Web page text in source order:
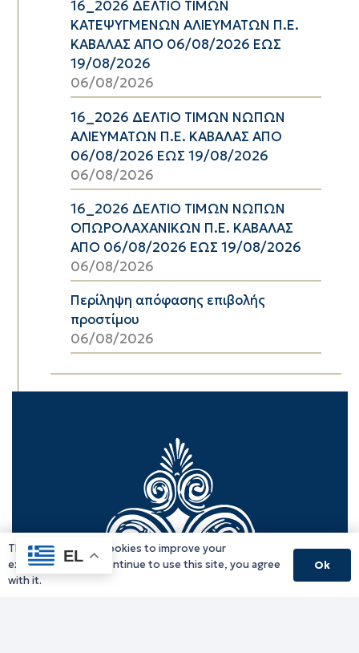
16_2026 ΔΕΛΤΙΟ ΤΙΜΩΝ
ΚΑΤΕΨΥΓΜΕΝΩΝ ΑΛΙΕΥΜΑΤΩΝ Π.Ε.
ΚΑΒΑΛΑΣ ΑΠΟ 06/08/2026 ΕΩΣ
19/08/2026
06/08/2026
16_2026 ΔΕΛΤΙΟ ΤΙΜΩΝ ΝΩΠΩΝ
ΑΛΙΕΥΜΑΤΩΝ Π.Ε. ΚΑΒΑΛΑΣ ΑΠΟ
06/08/2026 ΕΩΣ 19/08/2026
06/08/2026
16_2026 ΔΕΛΤΙΟ ΤΙΜΩΝ ΝΩΠΩΝ
ΟΠΩΡΟΛΑΧΑΝΙΚΩΝ Π.Ε. ΚΑΒΑΛΑΣ
ΑΠΟ 06/08/2026 ΕΩΣ 19/08/2026
06/08/2026
Περίληψη απόφασης επιβολής
προστίμου
06/08/2026
EL
This website uses cookies to improve your
experience. If you continue to use this site, you agree
with it.
Ok